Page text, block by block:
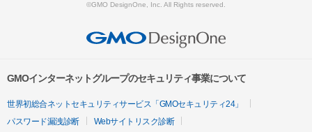
©GMO DesignOne, Inc. All Rights reserved.
GMOインターネットグループのセキュリティ事業について
世界初総合ネットセキュリティサービス「GMOセキュリティ24」
パスワード漏洩診断
Webサイトリスク診断